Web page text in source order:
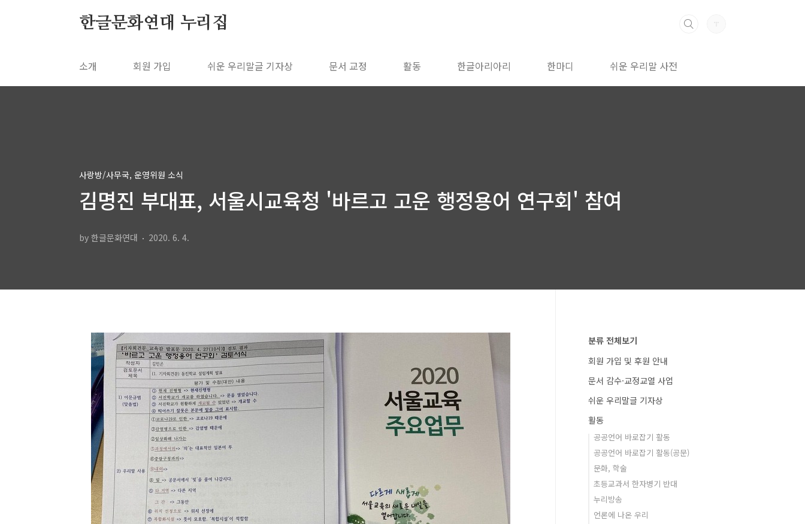
한글문화연대 누리집
소개 회원 가입 쉬운 우리말글 기자상 문서 교정 활동 한글아리아리 한마디 쉬운 우리말 사전
사랑방/사무국, 운영위원 소식
김명진 부대표, 서울시교육청 '바르고 고운 행정용어 연구회' 참여
by 한글문화연대 2020. 6. 4.
분류 전체보기
회원 가입 및 후원 안내
문서 감수·교정교열 사업
쉬운 우리말글 기자상
활동
공공언어 바로잡기 활동
공공언어 바로잡기 활동(공문)
문화, 학술
초등교과서 한자병기 반대
누리방송
언론에 나온 우리